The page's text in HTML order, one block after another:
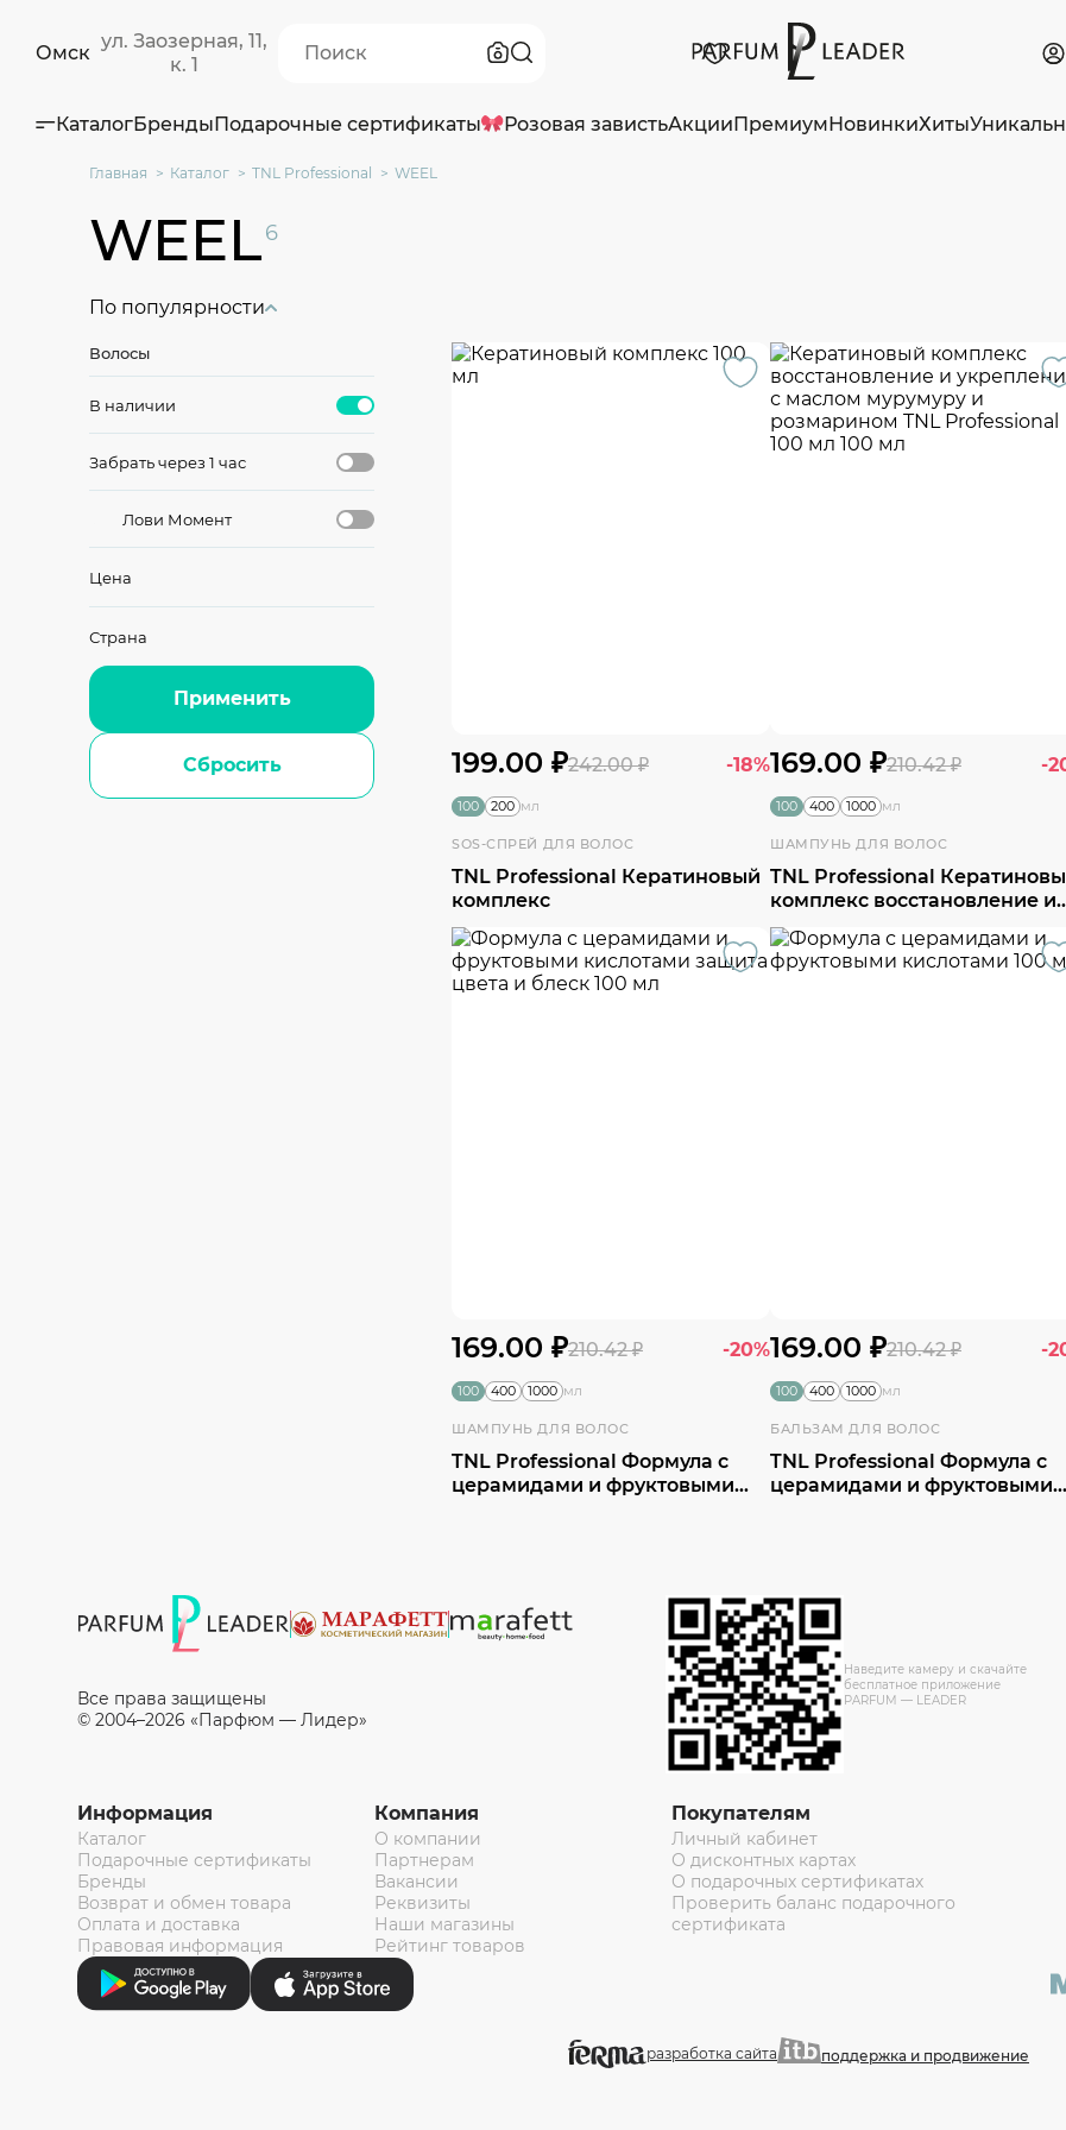
Омск
ул. Заозерная, 11,
к. 1
КаталогБрендыПодарочные сертификаты Розовая завистьАкцииПремиумНовинкиХиты
Главная Каталог TNL Professional WEEL
WEEL6
По популярности
Волосы
В наличии
Забрать через 1 час
Лови Момент
Цена
Страна
Применить
Сбросить 199.00 ₽242.00 ₽ -18%
100 200 мл
SOS-СПРЕЙ ДЛЯ ВОЛОС
TNL Professional Кератиновый
комплекс
169.00 ₽210.42 ₽ -
100 400 1000 мл
ШАМПУНЬ ДЛЯ ВОЛОС
TNL Professional
комплекс восстановление и
укрепление с маслом
мурумуру и розмарином TNL
Professional 100 мл
169.00 ₽210.42 ₽ -20%
100 400 1000 мл
ШАМПУНЬ ДЛЯ ВОЛОС
TNL Professional Формула с
церамидами и фруктовыми
169.00 ₽210.42 ₽ -
100 400 1000 мл
БАЛЬЗАМ ДЛЯ ВОЛОС
TNL Professional Формула с
церамидами и фруктовыми
Все права защищены
© 2004–2026 «Парфюм — Лидер»
Наведите камеру и скачайте
бесплатное приложение
PARFUM — LEADER
Информация
Каталог
Подарочные сертификаты
Бренды
Возврат и обмен товара
Оплата и доставка
Правовая информация
Компания
О компании
Партнерам
Вакансии
Реквизиты
Наши магазины
Рейтинг товаров
Покупателям
Личный кабинет
О дисконтных картах
О подарочных сертификатах
Проверить баланс подарочного
сертификата
разработка сайта поддержка и продвижение